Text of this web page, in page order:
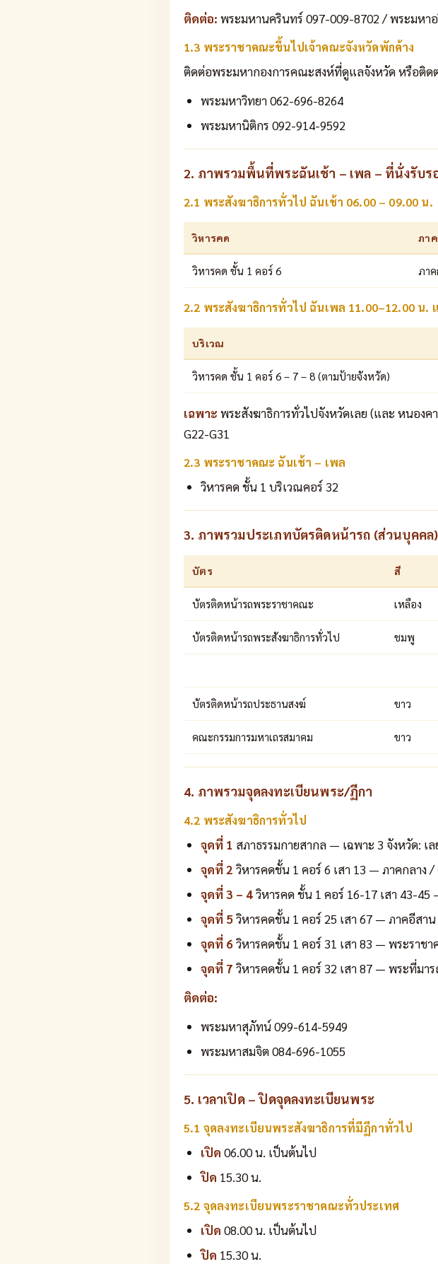
ติดต่อ: พระมหานครินทร์ 097-009-8702 / พระมหา
1.3 พระราชาคณะขึ้นไปเจ้าคณะจังหวัดพักค้าง
ติดต่อพระมหากองการคณะสงห์ที่ดูแลจังหวัด หรือติด
พระมหาวิทยา 062-696-8264
พระมหานิติกร 092-914-9592
2. ภาพรวมพื้นที่พระฉันเช้า – เพล – ที่นั่งรับร
2.1 พระสังฆาธิการทั่วไป ฉันเช้า 06.00 – 09.00 น.
วิหารคด ภา
วิหารคด ชั้น 1 คอร์ 6 ภา
2.2 พระสังฆาธิการทั่วไป ฉันเพล 11.00–12.00 น.
บริเวณ
วิหารคด ชั้น 1 คอร์ 6 – 7 – 8 (ตามป้ายจังหวัด)
เฉพาะ พระสังฆาธิการทั่วไปจังหวัดเลย (และ หนองค
G22-G31
2.3 พระราชาคณะ ฉันเช้า – เพล
วิหารคด ชั้น 1 บริเวณคอร์ 32
3. ภาพรวมประเภทบัตรติดหน้ารถ (ส่วนบุคค
บัตร สี
บัตรติดหน้ารถพระราชาคณะ เหลือง
บัตรติดหน้ารถพระสังฆาธิการทั่วไป ชมพู
บัตรติดหน้ารถประธานสงฆ์ ขาว
คณะกรรมการมหาเถรสมาคม ขาว
4. ภาพรวมจุดลงทะเบียนพระ/ฏีกา
4.2 พระสังฆาธิการทั่วไป
จุดที่ 1 สภาธรรมกายสากล — เฉพาะ 3 จังหวัด:
จุดที่ 2 วิหารคดชั้น 1 คอร์ 6 เสา 13 — ภาคกลาง
จุดที่ 3 – 4วิหารคด ชั้น 1 คอร์ 16-17 เสา 43-
จุดที่ 5วิหารคดชั้น 1 คอร์ 25 เสา 67 — ภาคอีสา
จุดที่ 6วิหารคดชั้น 1 คอร์ 31 เสา 83 — พระราช
จุดที่ 7 วิหารคดชั้น 1 คอร์ 32 เสา 87 — พระที่มา
ติดต่อ:
พระมหาสุภัทน์ 099-614-5949
พระมหาสมจิต 084-696-1055
5. เวลาเปิด – ปิดจุดลงทะเบียนพระ
5.1 จุดลงทะเบียนพระสังฆาธิการที่มีฏีกาทั่วไป
เปิด 06.00 น. เป็นต้นไป
ปิด 15.30 น.
5.2 จุดลงทะเบียนพระราชาคณะทั่วประเทศ
เปิด 08.00 น. เป็นต้นไป
ปิด 15.30 น.